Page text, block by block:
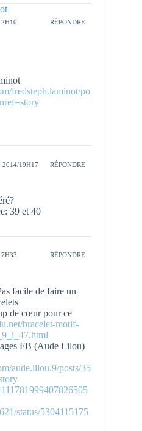
RÉPONDRE
fredsteph.laminot/po
2014/19H17 RÉPONDRE
39 et 40
RÉPONDRE
facile de faire un
de cœur pour ce
bracelet-motif-
FB (Aude Lilou)
aude.lilou.9/posts/35
status/5304115175